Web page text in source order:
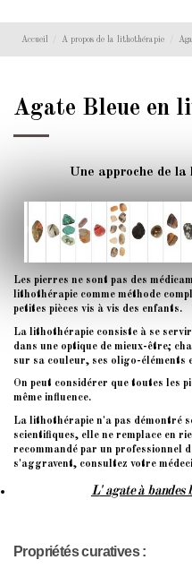
Accueil A propos de la lithothérapie
Agate Bleue en
Une approche de
Les pierres ne sont pas des
lithothérapie comme méthode
petites pièces vis à vis des enfants.
La lithothérapie consiste à se
dans une optique de mieux-être;
sur sa couleur, ses oligo-éléments
On peut considérer que toutes les
même influence.
La lithothérapie n'a pas démontré
scientifiques, elle ne remplace en
recommandé par un professionnel
s'aggravent, consultez votre
L' agate à bandes
Propriétés curatives :